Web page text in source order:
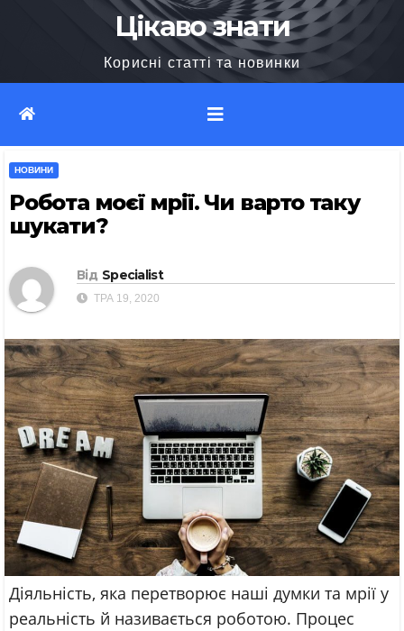
Цікаво знати
Корисні статті та новинки
НОВИНИ
Робота моєї мрії. Чи варто таку
шукати?
Від Specialist
ТРА 19, 2020
Діяльність, яка перетворює наші думки та мрії у
реальність й називається роботою. Процес